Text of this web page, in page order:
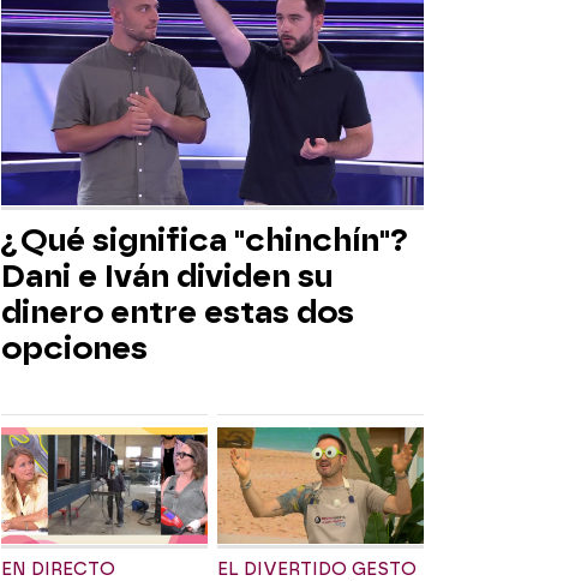
¿Qué significa "chinchín"?
Dani e Iván dividen su
dinero entre estas dos
opciones
EN DIRECTO EL DIVERTIDO GESTO